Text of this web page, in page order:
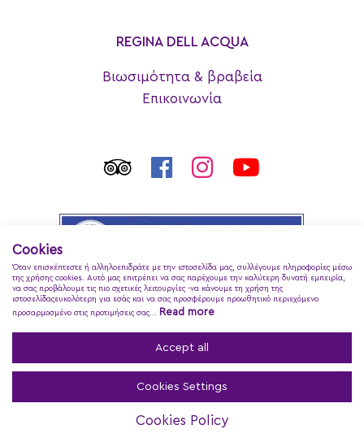
REGINA DELL ACQUA
Βιωσιμότητα & βραβεία
Επικοινωνία
Cookies
Όταν επισκέπτεστε ή αλληλοεπιδράτε με την ιστοσελίδα μας, συλλέγουμε πληροφορίες μέσω
της χρήσης cookies. Αυτό μας επιτρέπει να σας παρέχουμε την καλύτερη δυνατή εμπειρία,
να σας προβάλουμε τις πιο σχετικές λειτουργίες -να κάνουμε τη χρήση της
ιστοσελίδαςευκολότερη για εσάς και να σας προσφέρουμε προωθητικό περιεχόμενο
προσαρμοσμένο στις προτιμήσεις σας... Read more
Accept all
Cookies Settings
Cookies Policy